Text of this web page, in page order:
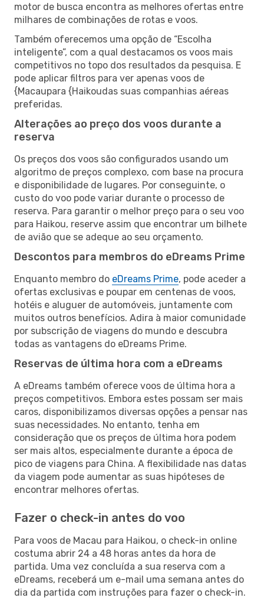
motor de busca encontra as melhores ofertas entre
milhares de combinações de rotas e voos.
Também oferecemos uma opção de “Escolha
inteligente”, com a qual destacamos os voos mais
competitivos no topo dos resultados da pesquisa. E
pode aplicar filtros para ver apenas voos de
{Macaupara {Haikoudas suas companhias aéreas
preferidas.
Alterações ao preço dos voos durante a
reserva
Os preços dos voos são configurados usando um
algoritmo de preços complexo, com base na procura
e disponibilidade de lugares. Por conseguinte, o
custo do voo pode variar durante o processo de
reserva. Para garantir o melhor preço para o seu voo
para Haikou, reserve assim que encontrar um bilhete
de avião que se adeque ao seu orçamento.
Descontos para membros do eDreams Prime
Enquanto membro do eDreams Prime, pode aceder a
ofertas exclusivas e poupar em centenas de voos,
hotéis e aluguer de automóveis, juntamente com
muitos outros benefícios. Adira à maior comunidade
por subscrição de viagens do mundo e descubra
todas as vantagens do eDreams Prime.
Reservas de última hora com a eDreams
A eDreams também oferece voos de última hora a
preços competitivos. Embora estes possam ser mais
caros, disponibilizamos diversas opções a pensar nas
suas necessidades. No entanto, tenha em
consideração que os preços de última hora podem
ser mais altos, especialmente durante a época de
pico de viagens para China. A flexibilidade nas datas
da viagem pode aumentar as suas hipóteses de
encontrar melhores ofertas.
Fazer o check-in antes do voo
Para voos de Macau para Haikou, o check-in online
costuma abrir 24 a 48 horas antes da hora de
partida. Uma vez concluída a sua reserva com a
eDreams, receberá um e-mail uma semana antes do
dia da partida com instruções para fazer o check-in.